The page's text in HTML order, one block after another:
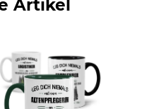
Artikel